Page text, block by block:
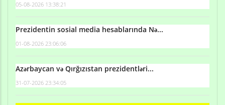
05-08-2026 13:38:21
Prezidentin sosial media hesablarında Nə...
01-08-2026 23:06:06
Azərbaycan və Qırğızıstan prezidentləri...
31-07-2026 23:34:05